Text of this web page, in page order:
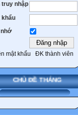
truy nhập
khẩu
nhớ
mật khẩu ĐK thành viên
CHỦ ĐỀ THÁNG